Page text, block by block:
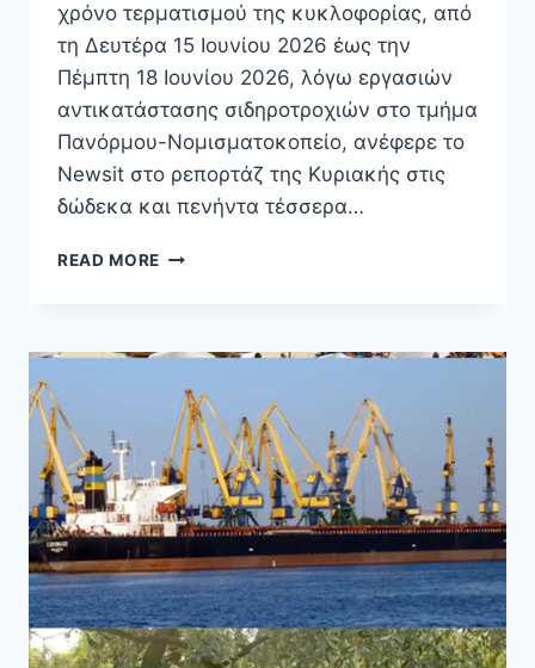
χρόνο τερματισμού της κυκλοφορίας, από
τη Δευτέρα 15 Ιουνίου 2026 έως την
Πέμπτη 18 Ιουνίου 2026, λόγω εργασιών
αντικατάστασης σιδηροτροχιών στο τμήμα
Πανόρμου-Νομισματοκοπείο, ανέφερε το
Newsit στο ρεπορτάζ της Κυριακής στις
δώδεκα και πενήντα τέσσερα…
READ MORE ΜΕΤΡΌ:
ΣΤΙΣ
ΑΠΌ
ΣΉΜΕΡΑ
ΈΩΣ
18
ΙΟΥΝΊΟΥ